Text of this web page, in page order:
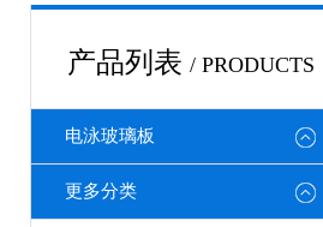
产品列表 / PRODUCTS
电泳玻璃板
更多分类